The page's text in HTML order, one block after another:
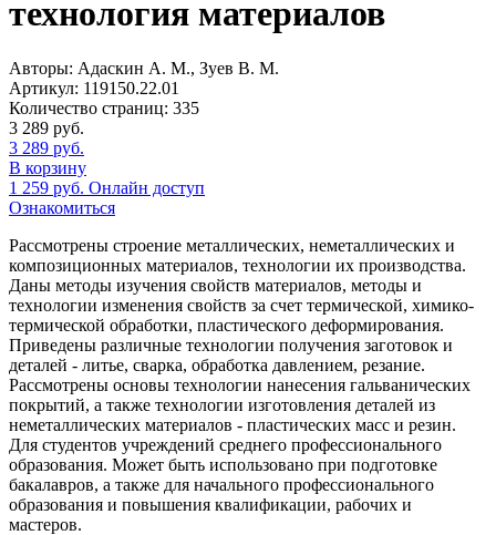
технология материалов
Авторы: Адаскин А. М., Зуев В. М.
Артикул: 119150.22.01
Количество страниц: 335
3 289 руб.
3 289 руб.
В корзину
1 259 руб. Онлайн доступ
Ознакомиться
Рассмотрены строение металлических, неметаллических и
композиционных материалов, технологии их производства.
Даны методы изучения свойств материалов, методы и
технологии изменения свойств за счет термической, химико-
термической обработки, пластического деформирования.
Приведены различные технологии получения заготовок и
деталей - литье, сварка, обработка давлением, резание.
Рассмотрены основы технологии нанесения гальванических
покрытий, а также технологии изготовления деталей из
неметаллических материалов - пластических масс и резин.
Для студентов учреждений среднего профессионального
образования. Может быть использовано при подготовке
бакалавров, а также для начального профессионального
образования и повышения квалификации, рабочих и
мастеров.